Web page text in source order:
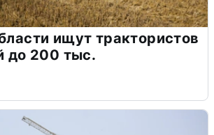
ищут трактористов
до 200 тыс.